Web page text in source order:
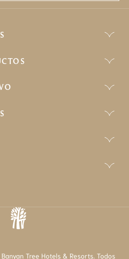
Tree Hotels & Resorts. Todos